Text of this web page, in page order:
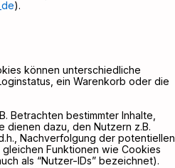
).
können unterschiedliche
ein Warenkorb oder die
Betrachten bestimmter Inhalte,
dienen dazu, den Nutzern z.B.
Nachverfolgung der potentiellen
Funktionen wie Cookies
als “Nutzer-IDs” bezeichnet).